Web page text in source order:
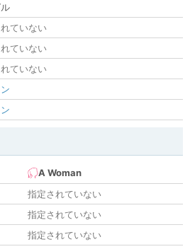
ていない
ていない
ていない
A Woman
指定されていない
指定されていない
指定されていない